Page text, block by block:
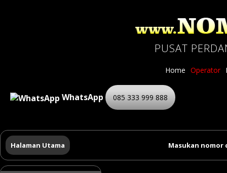
PUSAT
Home Operator
WhatsApp 085 333 999 888
Halaman Utama Masukan nomor